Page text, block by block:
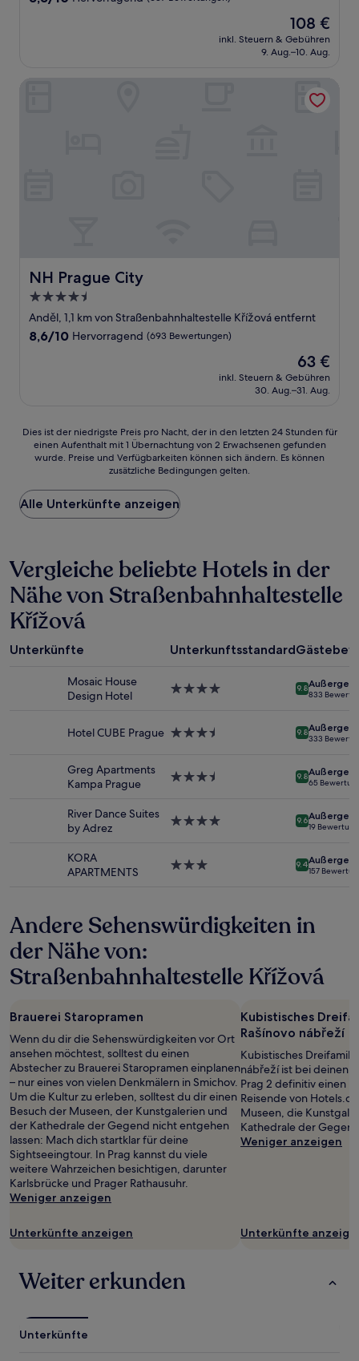
Der
Preis
beträgt
108 €
inkl. Steuern & Gebühren
9. Aug.–10. Aug.
NH Prague City
NH Prague City
4.5-
Sterne-
Unterkunft
Anděl, 1,1 km von Straßenbahnhaltestelle Křížová entfernt
8.6
8,6/10 Hervorragend (693 Bewertungen)
Der
Preis
beträgt
63 €
inkl. Steuern & Gebühren
30. Aug.–31. Aug.
Dies
der
Preis
pro
Nacht,
den
letzten
24 Stunden
für
einen
mit
2 Erwachsenen
Verfügbarkeiten
zusätzliche
Bedingungen
Dies ist der niedrigste Preis pro Nacht, der in den letzten 24 Stunden für
einen Aufenthalt mit 1 Übernachtung von 2 Erwachsenen gefunden
wurde. Preise und Verfügbarkeiten können sich ändern. Es können
zusätzliche Bedingungen gelten.
Alle Unterkünfte anzeigen
Vergleiche beliebte Hotels in der
Nähe von Straßenbahnhaltestelle
Křížová
Unterkünfte Unterkunftsstandard
Mosaic House
Design Hotel
4.0-
9.8
833
Hotel CUBE Prague 3.5-
9.8
333
Greg Apartments
Kampa Prague
3.5-
9.8
65
River Dance Suites
by Adrez
4.0-
9.6
19
KORA
APARTMENTS
3.0-
9.4
157
Andere Sehenswürdigkeiten in
der Nähe von:
Straßenbahnhaltestelle Křížová
Brauerei Staropramen
Wenn du dir die Sehenswürdigkeiten vor Ort
ansehen möchtest, solltest du einen
Abstecher zu Brauerei Staropramen einplanen
– nur eines von vielen Denkmälern in Smichov.
Um die Kultur zu erleben, solltest du dir einen
Besuch der Museen, der Kunstgalerien und
der Kathedrale der Gegend nicht entgehen
lassen: Mach dich startklar für deine
Sightseeingtour. In Prag kannst du viele
weitere Wahrzeichen besichtigen, darunter
Karlsbrücke und Prager Rathausuhr.
Weniger anzeigen
Unterkünfte anzeigen
Kubistisches
Rašínovo nábřeží
Kubistisches
nábřeží ist bei deinen
Prag 2 definitiv einen
Reisende von
Museen, die
Kathedrale der
Weniger anzeigen
Unterkünfte
Weiter erkunden
Unterkünfte